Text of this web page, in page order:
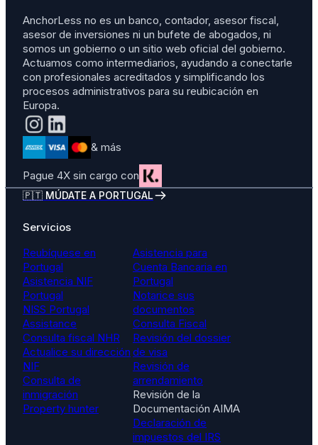
AnchorLess no es un banco, contador, asesor fiscal,
asesor de inversiones ni un bufete de abogados, ni
somos un gobierno o un sitio web oficial del gobierno.
Actuamos como intermediarios, ayudando a conectarle
con profesionales acreditados y simplificando los
procesos administrativos para su reubicación en
Europa.
& más
Pague 4X sin cargo con
🇵🇹 MÚDATE A PORTUGAL
Servicios
Reubíquese en
Portugal
Asistencia NIF
Portugal
NISS Portugal
Assistance
Consulta fiscal NHR
Actualice su dirección
NIF
Consulta de
inmigración
Property hunter
Asistencia para
Cuenta Bancaria en
Portugal
Notarice sus
documentos
Consulta Fiscal
Revisión del dossier
de visa
Revisión de
arrendamiento
Revisión de la
Documentación AIMA
Declaración de
impuestos del IRS